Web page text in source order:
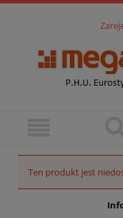
Ten produkt jest